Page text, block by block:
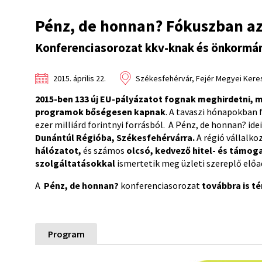
Pénz, de honnan? Fókuszban
Konferenciasorozat kkv-knak és
2015. április 22. Székesfehérvár, Fejér Megyei
2015-ben 133 új EU-pályázatot fognak
programok bőségesen kapnak. A tavaszi
ezer milliárd forintnyi forrásból. A Pénz, de honnan?
Dunántúl Régióba, Székesfehérvárra.A régió
hálózatot, és számos olcsó, kedvező hitel- és
szolgáltatásokkal ismertetik meg üzleti szereplő
A Pénz, de honnan? konferenciasorozat továbbra is
Program